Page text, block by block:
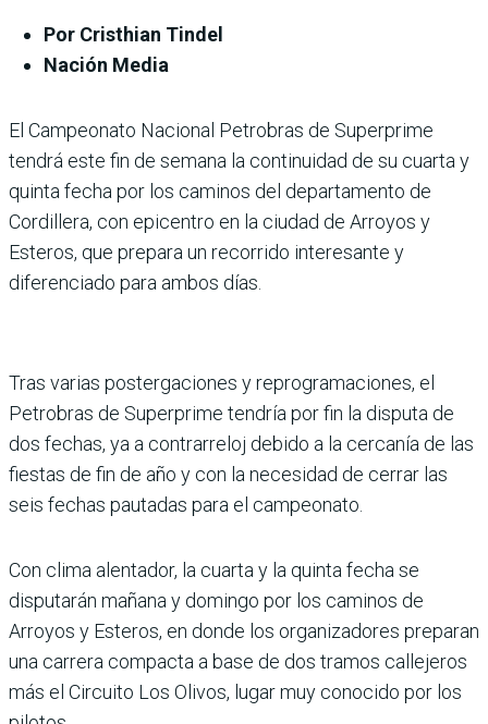
Por Cristhian Tindel
Nación Media
El Campeonato Nacio­nal Petrobras de Superprime
tendrá este fin de semana la conti­nuidad de su cuarta y
quinta fecha por los caminos del departamento de
Cordillera, con epicentro en la ciudad de Arroyos y
Esteros, que prepara un recorrido interesante y
diferenciado para ambos días.
Tras varias postergacio­nes y reprogramaciones, el
Petrobras de Superprime tendría por fin la disputa de
dos fechas, ya a contrarre­loj debido a la cercanía de las
fiestas de fin de año y con la necesidad de cerrar las
seis fechas pautadas para el cam­peonato.
Con clima alentador, la cuarta y la quinta fecha se
disputarán mañana y domingo por los caminos de
Arroyos y Esteros, en donde los organizadores preparan
una carrera compacta a base de dos tramos callejeros
más el Circuito Los Olivos, lugar muy conocido por los